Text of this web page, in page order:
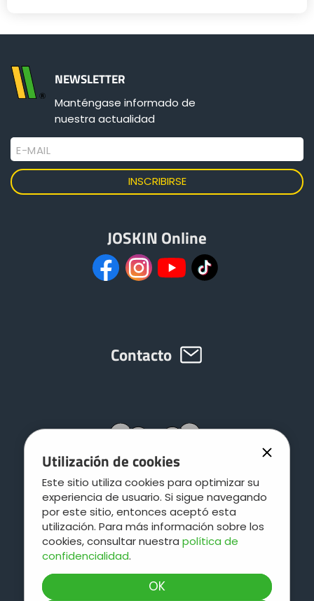
Utilización de cookies
Este sitio utiliza cookies para optimizar su
experiencia de usuario. Si sigue navegando
por este sitio, entonces aceptó esta
utilización. Para más información sobre los
cookies, consultar nuestra política de
confidencialidad.
NEWSLETTER
Manténgase informado de
nuestra actualidad
E-MAIL
JOSKIN Online
Contacto